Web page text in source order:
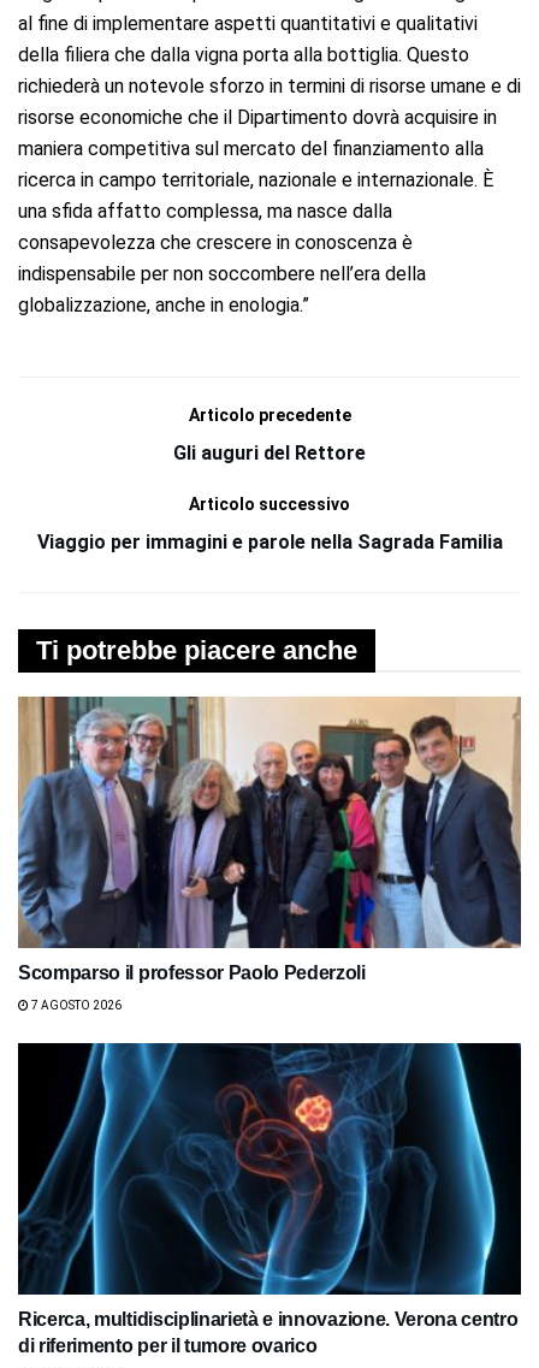
al fine di implementare aspetti quantitativi e qualitativi
della filiera che dalla vigna porta alla bottiglia. Questo
richiederà un notevole sforzo in termini di risorse umane e di
risorse economiche che il Dipartimento dovrà acquisire in
maniera competitiva sul mercato del finanziamento alla
ricerca in campo territoriale, nazionale e internazionale. È
una sfida affatto complessa, ma nasce dalla
consapevolezza che crescere in conoscenza è
indispensabile per non soccombere nell’era della
globalizzazione, anche in enologia.”
Articolo precedente
Gli auguri del Rettore
Articolo successivo
Viaggio per immagini e parole nella Sagrada Familia
Ti potrebbe piacere anche
Scomparso il professor Paolo Pederzoli
7 AGOSTO 2026
Ricerca, multidisciplinarietà e innovazione. Verona centro
di riferimento per il tumore ovarico